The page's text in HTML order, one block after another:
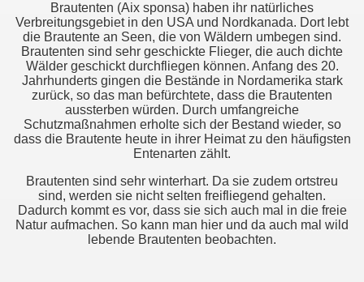
Brautenten (Aix sponsa) haben ihr natürliches
Verbreitungsgebiet in den USA und Nordkanada. Dort lebt
die Brautente an Seen, die von Wäldern umbegen sind.
Brautenten sind sehr geschickte Flieger, die auch dichte
Wälder geschickt durchfliegen können. Anfang des 20.
Jahrhunderts gingen die Bestände in Nordamerika stark
zurück, so das man befürchtete, dass die Brautenten
aussterben würden. Durch umfangreiche
Schutzmaßnahmen erholte sich der Bestand wieder, so
dass die Brautente heute in ihrer Heimat zu den häufigsten
Entenarten zählt.
Brautenten sind sehr winterhart. Da sie zudem ortstreu
sind, werden sie nicht selten freifliegend gehalten.
Dadurch kommt es vor, dass sie sich auch mal in die freie
Natur aufmachen. So kann man hier und da auch mal wild
lebende Brautenten beobachten.